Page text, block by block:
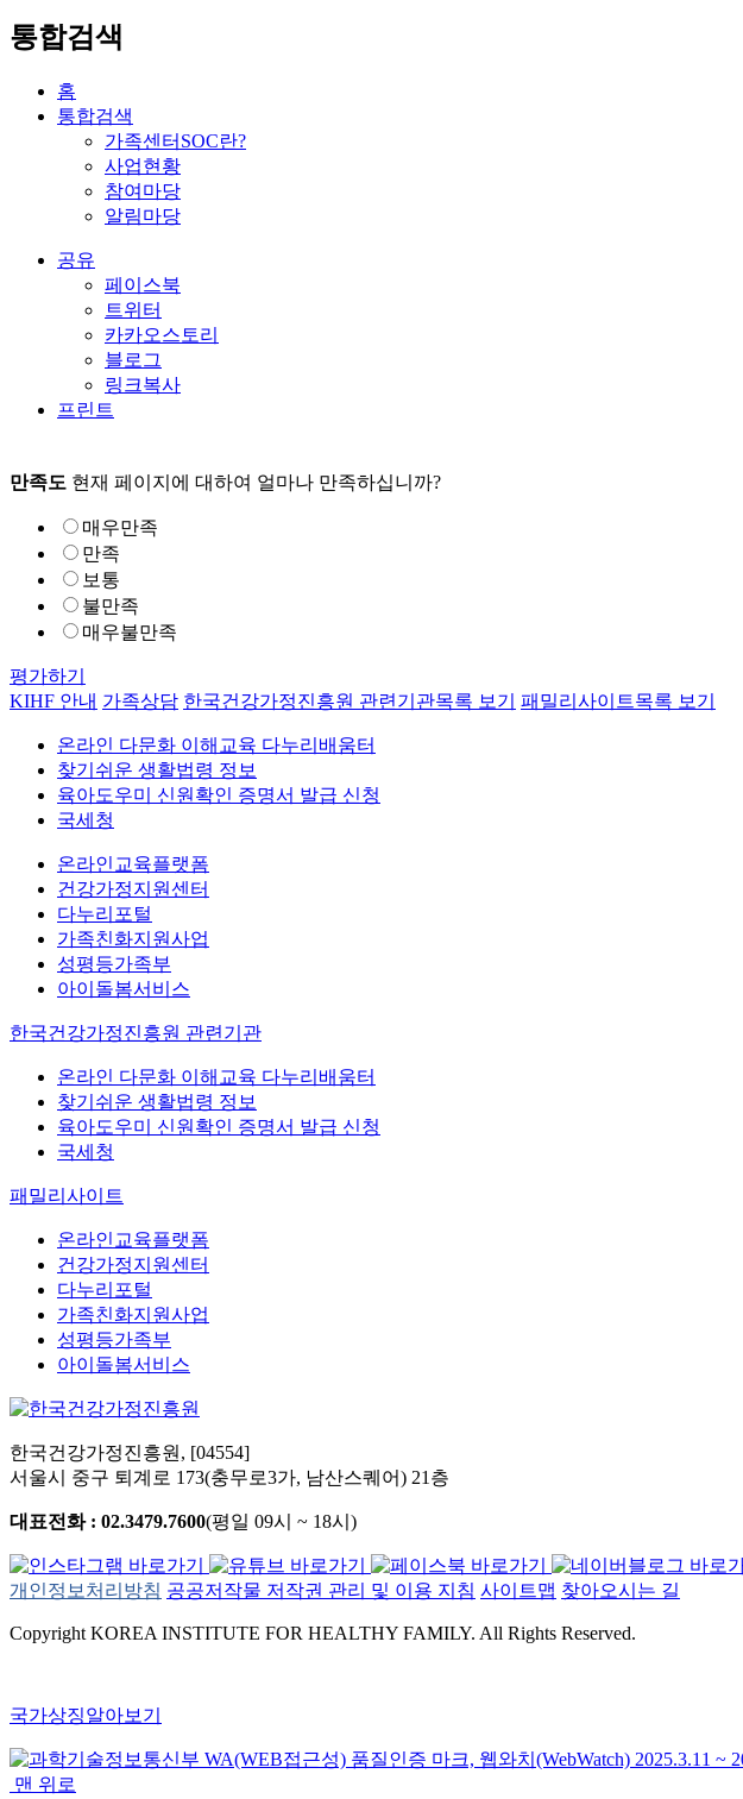
통합검색
홈
통합검색
가족센터SOC란?
사업현황
참여마당
알림마당
공유
페이스북
트위터
카카오스토리
블로그
링크복사
프린트
만족도 현재 페이지에 대하여 얼마나 만족하십니까?
매우만족
만족
보통
불만족
매우불만족
평가하기
KIHF 안내 가족상담 한국건강가정진흥원 관련기관목록 보기 패밀리사이트목록 보기
온라인 다문화 이해교육 다누리배움터
찾기쉬운 생활법령 정보
육아도우미 신원확인 증명서 발급 신청
국세청
온라인교육플랫폼
건강가정지원센터
다누리포털
가족친화지원사업
성평등가족부
아이돌봄서비스
한국건강가정진흥원 관련기관
온라인 다문화 이해교육 다누리배움터
찾기쉬운 생활법령 정보
육아도우미 신원확인 증명서 발급 신청
국세청
패밀리사이트
온라인교육플랫폼
건강가정지원센터
다누리포털
가족친화지원사업
성평등가족부
아이돌봄서비스
한국건강가정진흥원, [04554]
서울시 중구 퇴계로 173(충무로3가, 남산스퀘어) 21층
대표전화 : 02.3479.7600(평일 09시 ~ 18시)
개인정보처리방침 공공저작물 저작권 관리 및 이용 지침 사이트맵 찾아오시는 길
Copyright KOREA INSTITUTE FOR HEALTHY FAMILY. All Rights Reserved.
국가상징알아보기
맨 위로